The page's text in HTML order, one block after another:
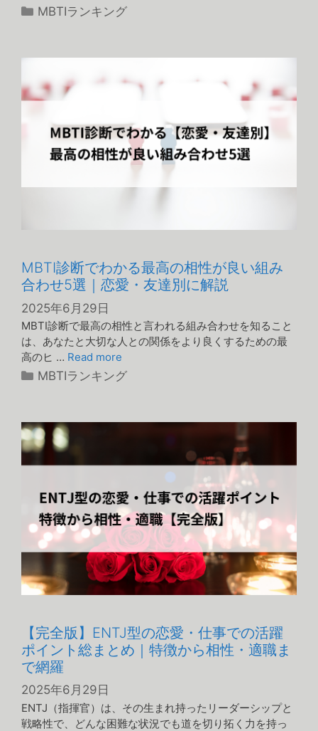
カ
リ
ー
MBTIランキング
MBTI診断でわかる最高の相性が良い組み
合わせ5選｜恋愛・友達別に解説
2025年6月29日
MBTI診断で最高の相性と言われる組み合わせを知ること
は、あなたと大切な人との関係をより良くするための最
高のヒ … Read more
カ
リ
ー
MBTIランキング
【完全版】ENTJ型の恋愛・仕事での活躍
ポイント総まとめ｜特徴から相性・適職ま
で網羅
2025年6月29日
ENTJ（指揮官）は、その生まれ持ったリーダーシップと
戦略性で、どんな困難な状況でも道を切り拓く力を持っ